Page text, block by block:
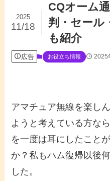
CQオーム
判・セール
も紹介
2025
11/18
広告 お役立ち情報 2025
アマチュア無線を楽し
ようと考えている方な
を一度は耳にしたこと
か？私もハム復帰以後
した。